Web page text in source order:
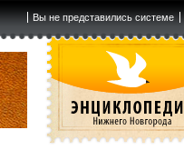
Вы не представились системе